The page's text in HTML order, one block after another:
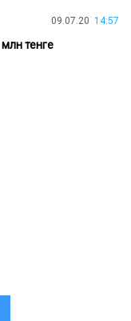
09.07.20 14:57
тенге